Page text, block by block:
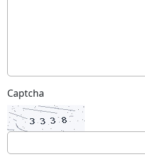
Captcha